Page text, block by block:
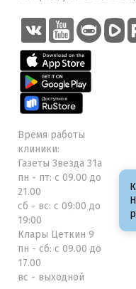
Время работы
клиники:
Газеты Звезда 31а
пн - пт: с 09.00 до
21.00
сб - вс: с 09:00 до
19:00
Клары Цеткин 9
пн - сб: с 09.00 до
17.00
вс - выходной